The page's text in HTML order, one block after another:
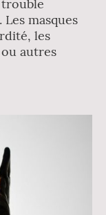
masques
les
autres